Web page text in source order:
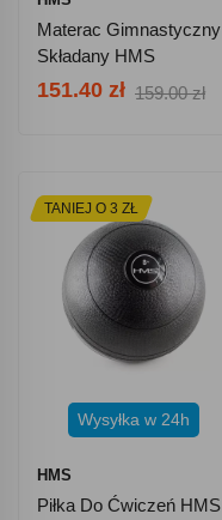
Materac Gimnastyczny
Składany HMS
Premium MGS02 -
151.40 zł 159.00 zł
TANIEJ O 3 ZŁ
Wysyłka w 24h
HMS
Piłka Do Ćwiczeń HMS